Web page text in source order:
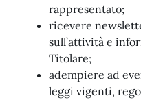
rappresentato;
ricevere
sull’attività e
Titolare;
adempiere ad
leggi vigenti,